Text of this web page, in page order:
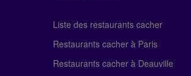
Liste des restaurants cacher
Restaurants cacher à Paris
Restaurants cacher à Deauville